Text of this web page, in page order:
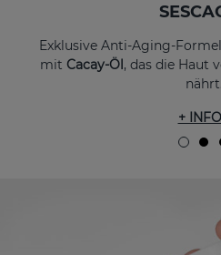
Exklusive Anti-Aging-
mit Cacay-Öl, das die Haut
nährt.
+